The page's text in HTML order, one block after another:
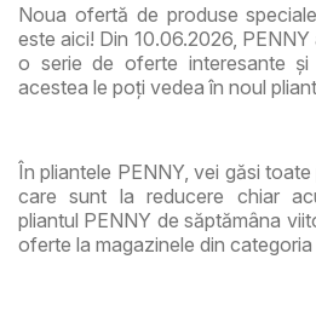
Noua ofertă de produse
este aici! Din 10.06.2026,
o serie de oferte interesante
acestea le poți vedea în noul
În pliantele PENNY, vei găsi
care sunt la reducere chiar
pliantul PENNY de săptămâna
oferte la magazinele din